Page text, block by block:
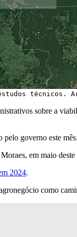
técnicos.
sobre a
governo este mês.
em maio
2024.
como